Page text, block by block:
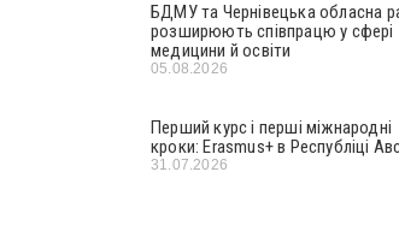
БДМУ та Чернівецька обласна
розширюють співпрацю у сфері
медицини й освіти
05.08.2026
Перший курс і перші міжнародні
кроки: Erasmus+ в Республіці
31.07.2026